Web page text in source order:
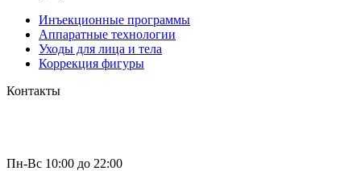
Инъекционные программы
Аппаратные технологии
Уходы для лица и тела
Коррекция фигуры
Контакты
Пн-Вс 10:00 до 22:00